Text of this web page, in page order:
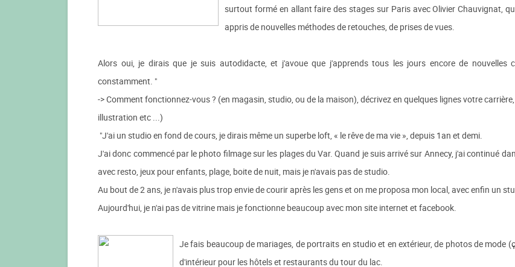
surtout formé en allant faire des stages sur Paris avec Olivier Chauvignat,
appris de nouvelles méthodes de retouches, de prises de vues.
Alors oui, je dirais que je suis autodidacte, et j'avoue que j'apprends tous les jours encore de nouvelles
constamment. "
-> Comment fonctionnez-vous ? (en magasin, studio, ou de la maison), décrivez en quelques lignes votre
illustration etc ...)
"J'ai un studio en fond de cours, je dirais même un superbe loft, « le rêve de ma vie », depuis 1an et demi.
J'ai donc commencé par le photo filmage sur les plages du Var. Quand je suis arrivé sur Annecy, j'ai continué
avec resto, jeux pour enfants, plage, boite de nuit, mais je n'avais pas de studio.
Au bout de 2 ans, je n'avais plus trop envie de courir après les gens et on me proposa mon local, avec enfin un
Aujourd'hui, je n'ai pas de vitrine mais je fonctionne beaucoup avec mon site internet et facebook.
Je fais beaucoup de mariages, de portraits en studio et en extérieur, de photos de mode
d'intérieur pour les hôtels et restaurants du tour du lac.